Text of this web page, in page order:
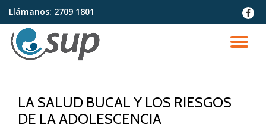
Saltar
contenido
Llámanos: 2709 1801
fa-
LA SALUD BUCAL Y LOS RIESGOS
DE LA ADOLESCENCIA